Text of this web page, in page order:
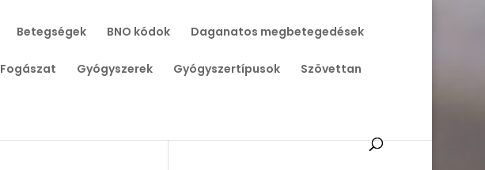
Betegségek BNO kódok Daganatos megbetegedések
Fogászat Gyógyszerek Gyógyszertípusok Szövettan